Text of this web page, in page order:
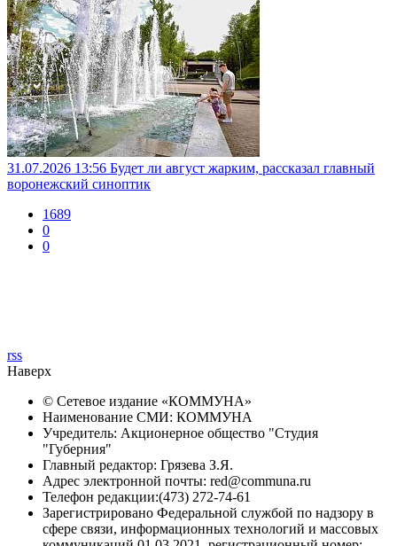
31.07.2026 13:56 Будет ли август жарким, рассказал главный
воронежский синоптик
1689
0
0
rss
Наверх
© Сетевое издание «КОММУНА»
Наименование СМИ: КОММУНА
Учредитель: Акционерное общество "Студия
"Губерния"
Главный редактор: Грязева З.Я.
Адрес электронной почты: red@communa.ru
Телефон редакции:(473) 272-74-61
Зарегистрировано Федеральной службой по надзору в
сфере связи, информационных технологий и массовых